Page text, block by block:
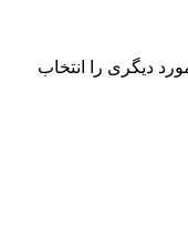
دیگری را انتخاب